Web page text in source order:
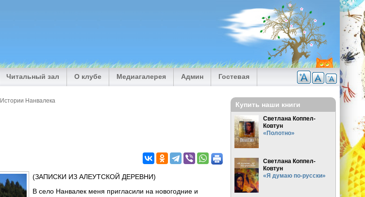
Читальный зал О клубе Медиагалерея Админ Гостевая
Истории Нанвалека
(ЗАПИСКИ ИЗ АЛЕУТСКОЙ ДЕРЕВНИ)
В село Нанвалек меня пригласили на новогодние и
Купить наши книги
Светлана Коппел-
Ковтун
«Полотно»
Светлана Коппел-
Ковтун
«Я думаю по-русски»